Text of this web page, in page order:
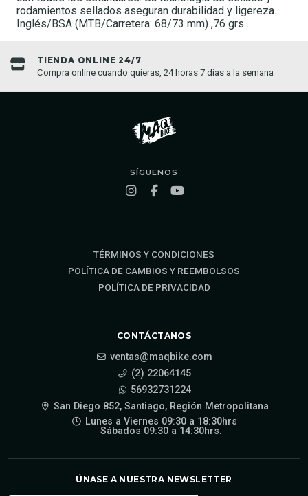
rodamientos sellados aseguran durabilidad y ligereza.
Inglés/BSA (MTB/Carretera: 68/73 mm) ,76 grs .
TIENDA ONLINE 24/7
Compra online cuando quieras, 24 horas 7 días a la semana
SÍGUENOS
TÉRMINOS Y CONDICIONES
POLÍTICA DE CAMBIOS Y REEMBOLSOS
POLÍTICA DE PRIVACIDAD
CONTÁCTANOS
ventas@maqbike.com
(2) 22064145
56932731224
San Diego 852, Santiago, Región Metropolitana
Lunes a Viernes 09:30 a 18:30hrs
Sábados 09:30 a 14:30hrs.
ÚNASE A NUESTRA NEWSLETTER